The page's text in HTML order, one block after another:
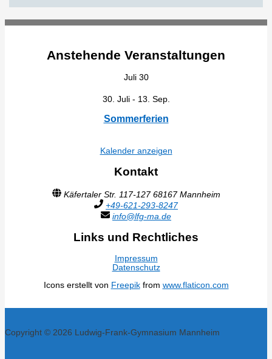
Anstehende Veranstaltungen
Juli 30
30. Juli- 13. Sep.
Sommerferien
Kalender anzeigen
Kontakt
Käfertaler Str. 117-127 68167 Mannheim
+49-621-293-8247
info@lfg-ma.de
Links und Rechtliches
Impressum
Datenschutz
Icons erstellt von Freepikfrom www.flaticon.com
Copyright © 2026 Ludwig-Frank-Gymnasium Mannheim